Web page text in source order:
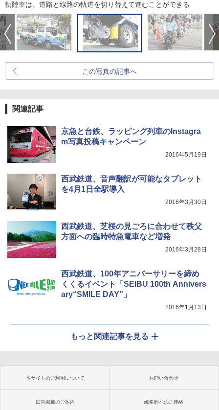
軌陸車は、道路と線路の軌道を切り替えて進むことができる
この写真の記事へ
関連記事
京急と台鉄、ラッピング列車のInstagra
m写真投稿キャンペーン
2016年5月19日
西武鉄道、音声翻訳が可能なタブレット
を4月1日全駅導入
2016年3月30日
西武鉄道、芝桜の見ごろに合わせて秩父
方面への臨時特急電車など増発
2016年3月28日
西武鉄道、100年アニバーサリーを締め
くくるイベント「SEIBU 100th Annivers
ary“SMILE DAY”」
2016年1月13日
もっと関連記事を見る
本サイトのご利用について お問い合わせ
広告掲載のご案内 編集部へのご連絡